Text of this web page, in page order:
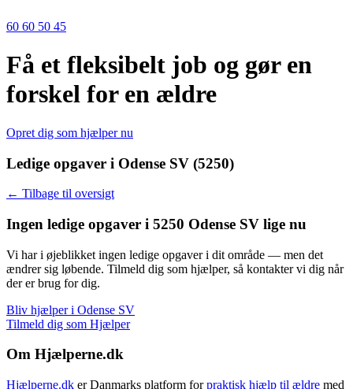
60 60 50 45
Få et fleksibelt job og gør en
forskel for en ældre
Opret dig som hjælper nu
Ledige opgaver i Odense SV (5250)
← Tilbage til oversigt
Ingen ledige opgaver i 5250 Odense SV lige nu
Vi har i øjeblikket ingen ledige opgaver i dit område — men det
ændrer sig løbende. Tilmeld dig som hjælper, så kontakter vi dig når
der er brug for dig.
Bliv hjælper i Odense SV
Tilmeld dig som Hjælper
Om Hjælperne.dk
Hjælperne.dk er Danmarks platform forpraktisk hjælp til ældre med